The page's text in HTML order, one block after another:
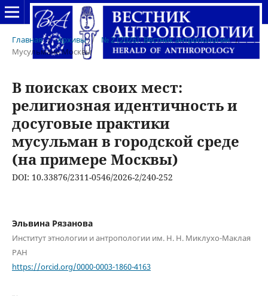
Главная / Архивы / № 2 (2026): Вестник антропологии /
Мусульмане Москвы
В поисках своих мест:
религиозная идентичность и
досуговые практики
мусульман в городской среде
(на примере Москвы)
DOI: 10.33876/2311-0546/2026-2/240-252
Эльвина Рязанова
Институт этнологии и антропологии им. Н. Н. Миклухо-Маклая
РАН
https://orcid.org/0000-0003-1860-4163